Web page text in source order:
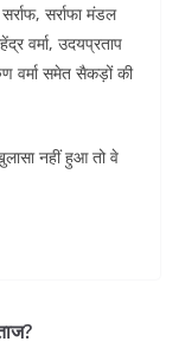
सर्राफा मंडल
वर्मा, उदयप्रताप
वर्मा समेत सैकड़ों की
नहीं हुआ तो वे